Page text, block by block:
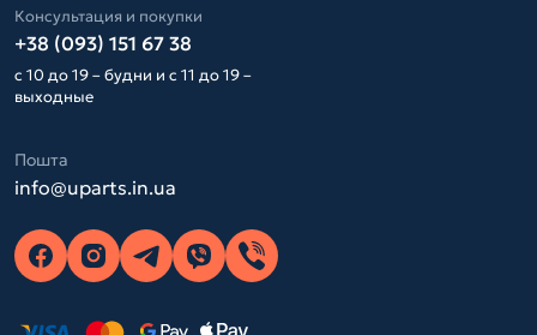
Консультация и покупки
+38 (093) 151 67 38
с 10 до 19 – будни и с 11 до 19 –
выходные
Пошта
info@uparts.in.ua